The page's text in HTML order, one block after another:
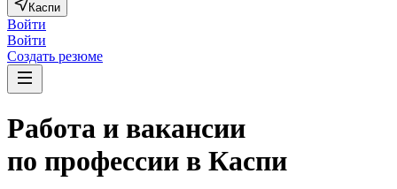
Каспи
Войти
Войти
Создать резюме
Работа и вакансии
по профессии в Каспи